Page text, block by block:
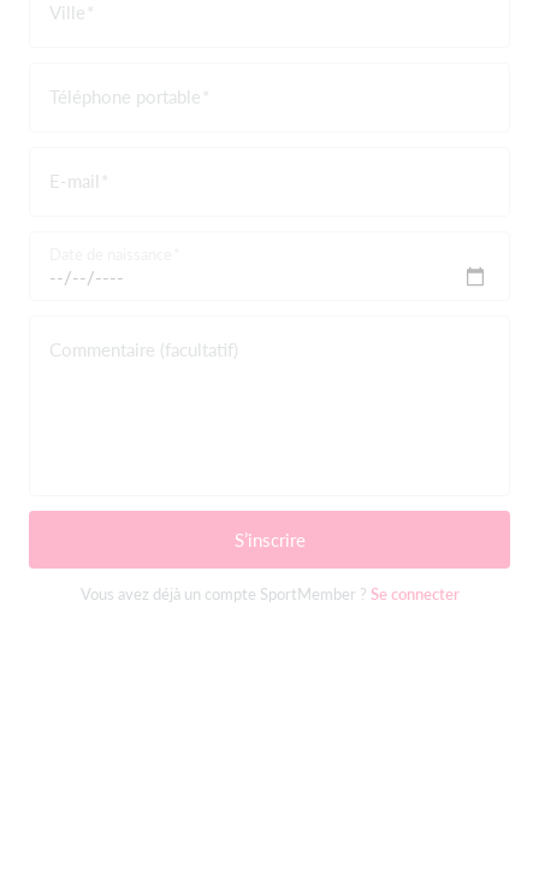
Ville
Téléphone portable
E-mail
Commentaire (facultatif)
S’inscrire
Vous avez déjà un compte SportMember ? Se connecter